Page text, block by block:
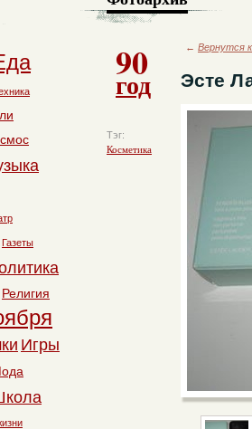
90
год
Тэг:
Косметика
← Вернутся
Эсте
Газеты
Религия
Игры